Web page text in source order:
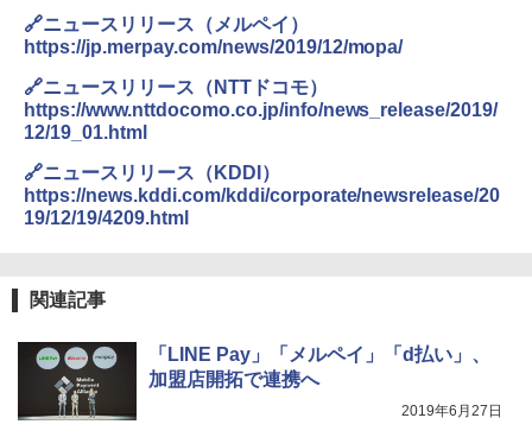
🔗ニュースリリース（メルペイ）
https://jp.merpay.com/news/2019/12/mopa/
🔗ニュースリリース（NTTドコモ）
https://www.nttdocomo.co.jp/info/news_release/2019/
12/19_01.html
🔗ニュースリリース（KDDI）
https://news.kddi.com/kddi/corporate/newsrelease/20
19/12/19/4209.html
関連記事
「LINE Pay」「メルペイ」「d払い」、
加盟店開拓で連携へ
2019年6月27日